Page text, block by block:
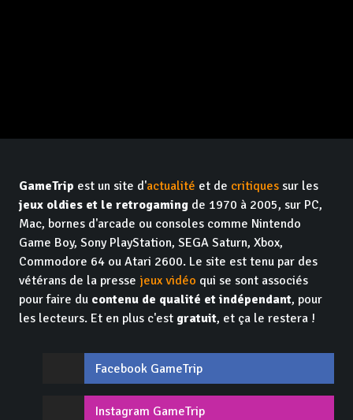
GameTrip est un site d'actualité et de critiques sur les
jeux oldies et le retrogaming de 1970 à 2005, sur PC,
Mac, bornes d'arcade ou consoles comme Nintendo
Game Boy, Sony PlayStation, SEGA Saturn, Xbox,
Commodore 64 ou Atari 2600. Le site est tenu par des
vétérans de la presse jeux vidéo qui se sont associés
pour faire du contenu de qualité et indépendant, pour
les lecteurs. Et en plus c'est gratuit, et ça le restera !
Facebook GameTrip
Instagram GameTrip